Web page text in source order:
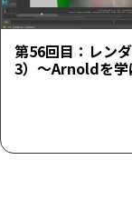
第56回目：レン
3）～Arnoldを学